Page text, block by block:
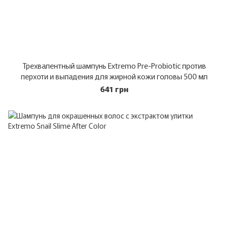
Трехвалентный шампунь Extremo Pre-Probiotic против
перхоти и выпадения для жирной кожи головы 500 мл
641 грн